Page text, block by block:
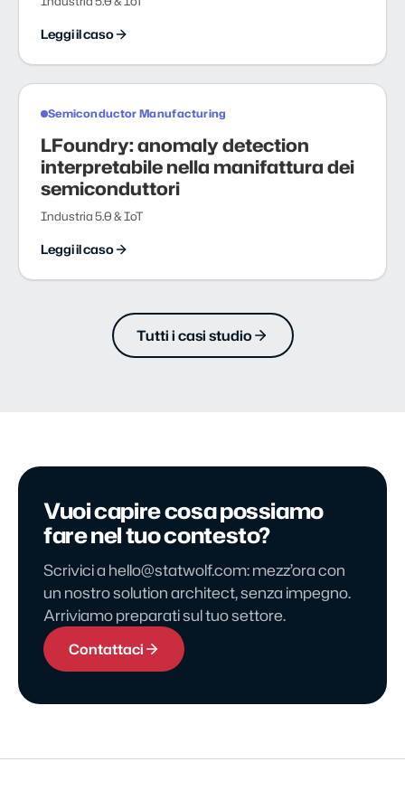
Leggi il caso
Semiconductor Manufacturing
LFoundry: anomaly detection
interpretabile nella manifattura dei
semiconduttori
Industria 5.0 & IoT
Leggi il caso
Tutti i casi studio
Vuoi capire cosa possiamo
fare nel tuo contesto?
Scrivici a hello@statwolf.com: mezz’ora con
un nostro solution architect, senza impegno.
Arriviamo preparati sul tuo settore.
Contattaci